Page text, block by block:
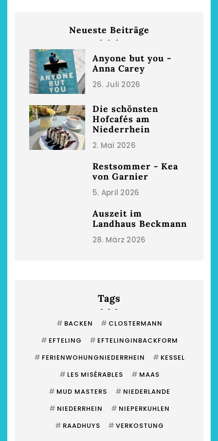
Neueste Beiträge
Anyone but you -
Anna Carey
26. Juli 2026
Die schönsten
Hofcafés am
Niederrhein
2. Mai 2026
Restsommer - Kea
von Garnier
5. April 2026
Auszeit im
Landhaus Beckmann
28. März 2026
Tags
# BACKEN # CLOSTERMANN
# EFTELING # EFTELINGINBACKFORM
# FERIENWOHUNGNIEDERRHEIN # KESSEL
# LES MISÉRABLES # MAAS
# MUD MASTERS # NIEDERLANDE
# NIEDERRHEIN # NIEPERKUHLEN
# RAADHUYS # VERKOSTUNG